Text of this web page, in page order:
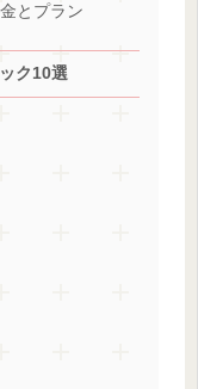
とプラン
ク10選